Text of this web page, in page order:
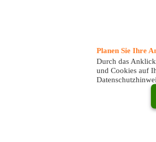
Planen Sie Ihre
Durch das
und Cookies auf